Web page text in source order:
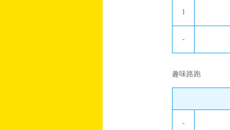
1
-
趣味路跑
-